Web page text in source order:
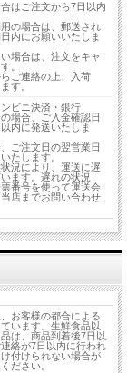
はご注文から7日以内
の場合は、郵送され
内にお願いいたしま
場合は、注文をキャ
。
ご連絡の上、入荷
す。
ビニ決済・銀行
場合、ご入金確認日
内に発送いたしま
ご注文日の翌営業日
たします。
況により、運送に遅
ます。遅れの状況
番号を使って運送会
店までお問い合わせ
お客様の都合による
います。生鮮食品以
は、商品到着後7日以
絡が7日以内に行われ
付けられない場合が
ださい。